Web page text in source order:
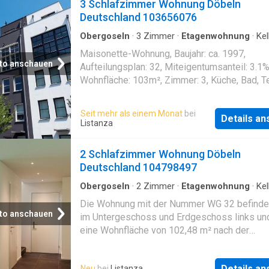
anschauen
3 Schlafzimmer Wohnung Döbeln
Deutschland 103656076
Obergoseln · 3 Zimmer · Etagenwohnung ·
Maisonette-Wohnung, Baujahr: ca. 1997,
Aufteilungsplan: 32, Miteigentumsanteil:
Wohnfläche: 103m², Zimmer: 3, Küche, Bad,
Kellergeschoss; Bauschäden vorhanden, mit
Dauerwohnrecht belastet, keine
zum Zeitpunkt der Wertermittlung genutzt
Seit mehr als einem Monat bei
Listanza
Details
anschauen
2 Schlafzimmer Wohnung Döbeln
Deutschland 104798497
Obergoseln · 2 Zimmer · Etagenwohnung ·
Die Wohnung mit der Nummer WG 32
im Untergeschoss und Erdgeschoss links
eine Wohnfläche von 102,48 m² nach der
besteht aus einem Flur, einem